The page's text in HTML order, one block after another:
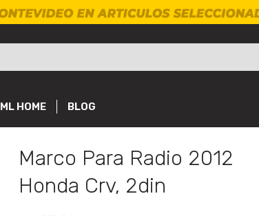
ML HOME BLOG
Marco Para Radio 2012
Honda Crv, 2din